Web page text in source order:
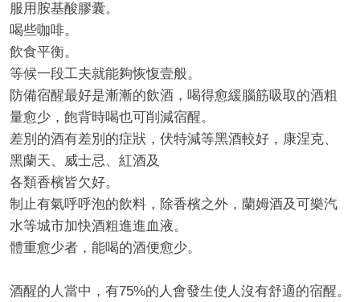
經
紀
服用胺基酸膠囊。
喝些咖啡。
飲食平衡。
等候一段工夫就能夠恢愎壹般。
防備宿醒最好是漸漸的飲酒，喝得愈緩腦筋吸取的酒粗
量愈少，飽背時喝也可削減宿醒。
差別的酒有差別的症狀，伏特減等黑酒較好，康涅克、
黑蘭天、威士忌、紅酒及
各類香檳皆欠好。
制止有氣呼呼泡的飲料，除香檳之外，蘭姆酒及可樂汽
水等城市加快酒粗進進血液。
體重愈少者，能喝的酒便愈少。
酒醒的人當中，有75%的人會發生使人沒有舒適的宿醒。